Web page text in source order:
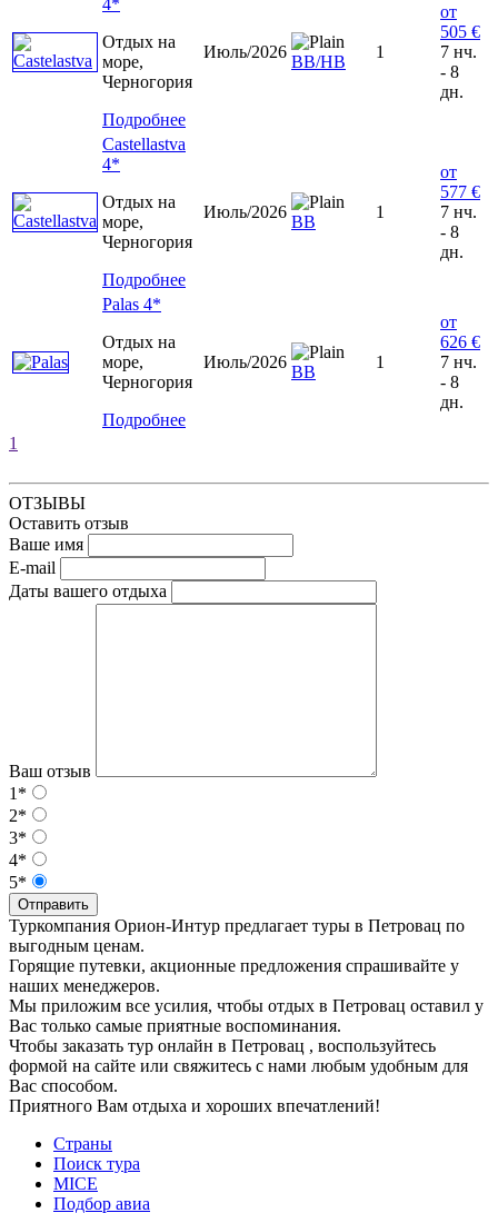
Отдых на
море,
Черногория
Подробнее
Июль/2026
BB/HB
1
от
505 €
7 нч.
- 8
дн.
Castellastva
4*
Отдых на
море,
Черногория
Подробнее
Июль/2026
ВВ
1
от
577 €
7 нч.
- 8
дн.
Palas 4*
Отдых на
море,
Черногория
Подробнее
Июль/2026
BB
1
от
626 €
7 нч.
- 8
дн.
1
ОТЗЫВЫ
Оставить отзыв
Ваше имя
E-mail
Даты вашего отдыха
Ваш отзыв
1*
2*
3*
4*
5*
Отправить
Туркомпания Орион-Интур предлагает туры в Петровац по
выгодным ценам.
Горящие путевки, акционные предложения спрашивайте у
наших менеджеров.
Мы приложим все усилия, чтобы отдых в Петровац оставил у
Вас только самые приятные воспоминания.
Чтобы заказать тур онлайн в Петровац , воспользуйтесь
формой на сайте или свяжитесь с нами любым удобным для
Вас способом.
Приятного Вам отдыха и хороших впечатлений!
Страны
Поиск тура
MICE
Подбор авиа